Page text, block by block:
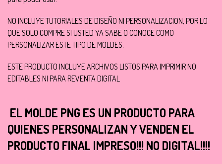
NO INCLUYE TUTORIALES DE DISEÑO NI PERSONALIZACION, POR LO
QUE SOLO COMPRE SI USTED YA SABE O CONOCE COMO
PERSONALIZAR ESTE TIPO DE MOLDES.
ESTE PRODUCTO INCLUYE ARCHIVOS LISTOS PARA IMPRIMIR NO
EDITABLES NI PARA REVENTA DIGITAL
EL MOLDE PNG ES UN PRODUCTO PARA
QUIENES PERSONALIZAN Y VENDEN EL
PRODUCTO FINAL IMPRESO!!! NO DIGITAL!!!!